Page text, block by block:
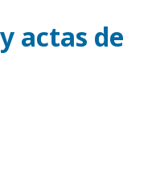
actas de